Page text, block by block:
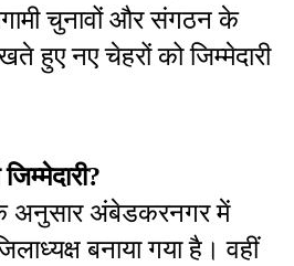
चुनावों और संगठन के
हुए नए चेहरों को जिम्मेदारी
अनुसार अंबेडकरनगर में
बनाया गया है। वहीं